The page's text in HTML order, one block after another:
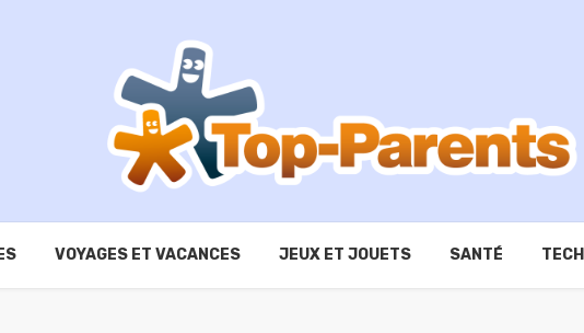
VOYAGES ET VACANCES JEUX ET JOUETS SANTÉ